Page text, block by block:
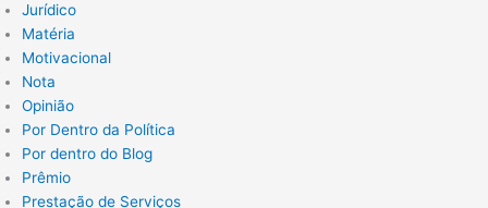
Jurídico
Matéria
Motivacional
Nota
Opinião
Por Dentro da Política
Por dentro do Blog
Prêmio
Prestação de Serviços